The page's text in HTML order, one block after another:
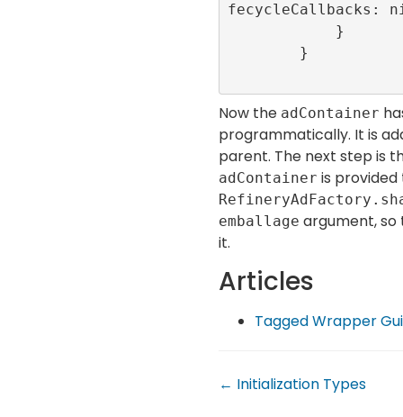
fecycleCallbacks:
Now the adContainer
programmatically. It is
parent. The next step is
adContainer is
emballage argument, so
it.
Articles
Tagged Wrapper
← Initialization Types